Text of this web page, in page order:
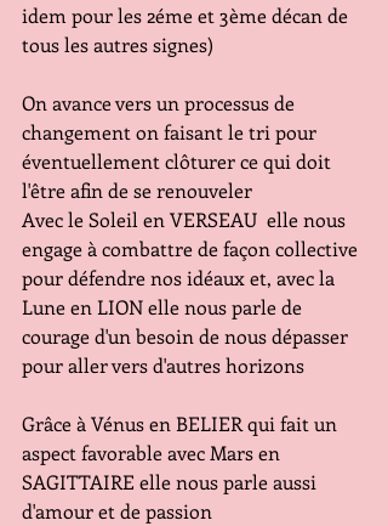
idem pour les 2éme et 3ème décan de
tous les autres signes)
On avance vers un processus de
changement on faisant le tri pour
éventuellement clôturer ce qui doit
l'être afin de se renouveler
Avec le Soleil en VERSEAU  elle nous
engage à combattre de façon collective
pour défendre nos idéaux et, avec la
Lune en LION elle nous parle de
courage d'un besoin de nous dépasser
pour aller vers d'autres horizons
Grâce à Vénus en BELIER qui fait un
aspect favorable avec Mars en
SAGITTAIRE elle nous parle aussi
d'amour et de passion